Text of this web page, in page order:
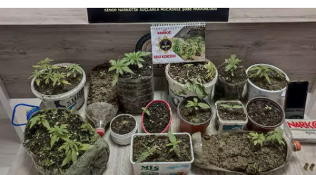
Balıkesir
Bilecik
Bingöl
Bitlis
Bolu
Burdur